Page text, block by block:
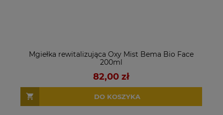
Mgiełka rewitalizująca Oxy Mist Bema Bio Face
200ml
82,00 zł
DO KOSZYKA